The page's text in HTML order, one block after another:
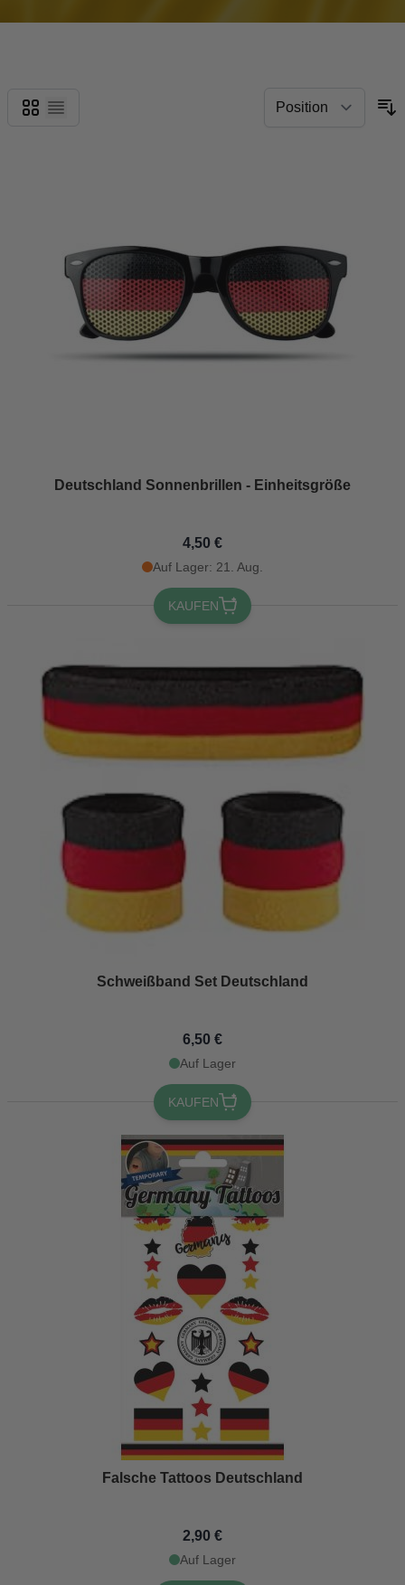
Grid
List
Deutschland Sonnenbrillen - Einheitsgröße
4,50 €
Auf Lager: 21. Aug.
KAUFEN
Schweißband Set Deutschland
6,50 €
Auf Lager
KAUFEN
Falsche Tattoos Deutschland
2,90 €
Auf Lager